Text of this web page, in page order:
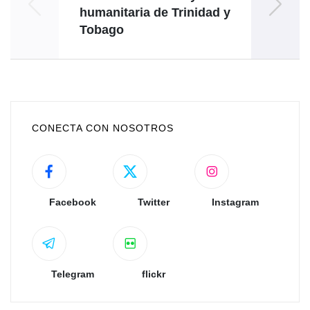
humanitaria de Trinidad y
Tobago
CONECTA CON NOSOTROS
Facebook Twitter Instagram
Telegram flickr